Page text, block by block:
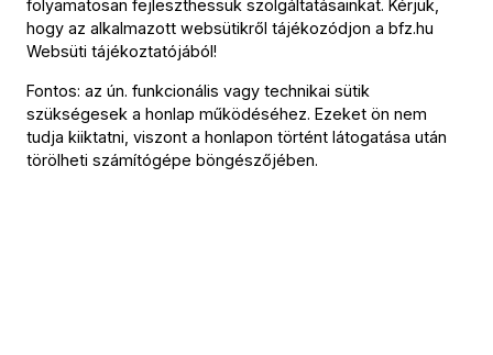
november
8
14:30
gyerekoperája
BFZ Próbaterem, Budapest
folyamatosan fejleszthessük szolgáltatásainkat. Kérjük,
hogy az alkalmazott websütikről tájékozódjon a bfz.hu
Websüti tájékoztatójából!
Fontos: az ún. funkcionális vagy technikai sütik
szükségesek a honlap működéséhez. Ezeket ön nem
tudja kiiktatni, viszont a honlapon történt látogatása után
törölheti számítógépe böngészőjében.